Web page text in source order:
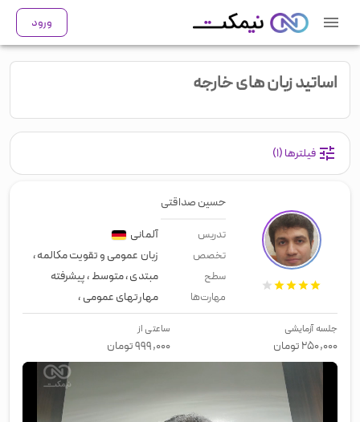
ورود
اساتید زبان های خارجه
فیلترها(۱)
حسین صداقتی
تدریس آلمانی
تخصص زبان عمومی و تقویت مکالمه،
سطح مبتدی،متوسط،پیشرفته
مهارت‌ها مهارتهای عمومی،
جلسه آزمایشی
۲۵۰,۰۰۰تومان
ساعتی از
۹۹۹,۰۰۰تومان